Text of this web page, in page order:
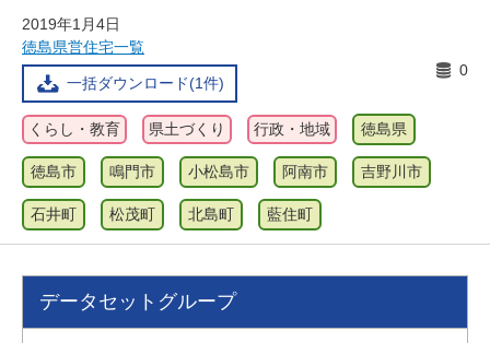
2019年1月4日
徳島県営住宅一覧
一括ダウンロード(1件)
0
くらし・教育 県土づくり 行政・地域 徳島県
徳島市 鳴門市 小松島市 阿南市 吉野川市
石井町 松茂町 北島町 藍住町
データセットグループ